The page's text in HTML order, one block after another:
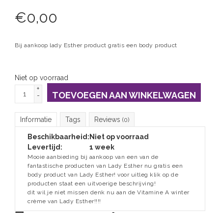
€0,00
Bij aankoop lady Esther product gratis een body product
Niet op voorraad
+
-
TOEVOEGEN AAN WINKELWAGEN
Informatie Tags Reviews (0)
Beschikbaarheid:Niet op voorraad
Levertijd:
1 week
Mooie aanbieding bij aankoop van een van de
fantastische producten van Lady Esther nu gratis een
body product van Lady Esther! voor uitleg klik op de
producten staat een uitvoerige beschrijving!
dit wil je niet missen denk nu aan de Vitamine A winter
crème van Lady Esther!!!!